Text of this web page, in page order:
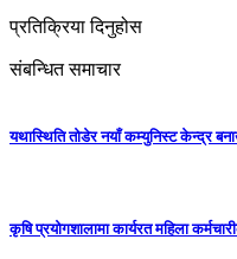
प्रतिक्रिया दिनुहोस
संबन्धित समाचार
यथास्थिति तोडेर नयाँ कम्युनिस्ट केन्द्र
कृषि प्रयोगशालामा कार्यरत महिला